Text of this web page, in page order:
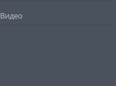
Видео